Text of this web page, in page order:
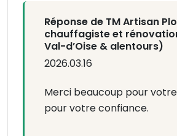
Réponse de TM Artisan
chauffagiste et
Val-d’Oise & alentours)
2026.03.16
Merci beaucoup pour
pour votre confiance.